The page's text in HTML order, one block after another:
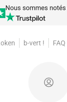
b-vert ! FAQ